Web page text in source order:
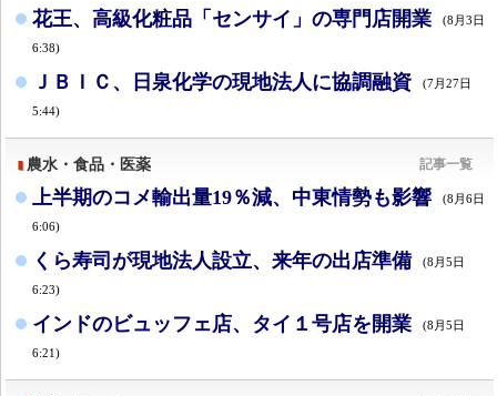
花王、高級化粧品「センサイ」の専門店開業 (8月3日
6:38)
ＪＢＩＣ、日泉化学の現地法人に協調融資 (7月27日
5:44)
農水・食品・医薬 記事一覧
上半期のコメ輸出量19％減、中東情勢も影響 (8月6日
6:06)
くら寿司が現地法人設立、来年の出店準備 (8月5日
6:23)
インドのビュッフェ店、タイ１号店を開業 (8月5日
6:21)